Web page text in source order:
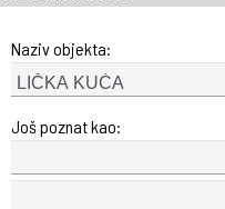
Naziv objekta:
Još poznat kao: